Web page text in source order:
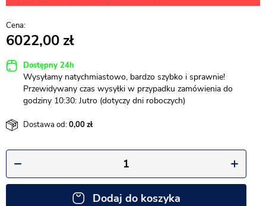
6022,00
Dostępny 24h
Wysyłamy natychmiastowo, bardzo szybko i sprawnie!
Przewidywany czas wysyłki w przypadku zamówienia do
godziny 10:30: Jutro (dotyczy dni roboczych)
Dostawa od:0,00
Dodaj do koszyka